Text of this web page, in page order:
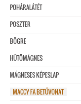
POHÁRALÁTÉT
POSZTER
BÖGRE
HŰTÖMÁGNES
MÁGNESES KÉPESLAP
MACCY FA BETŰVONAT